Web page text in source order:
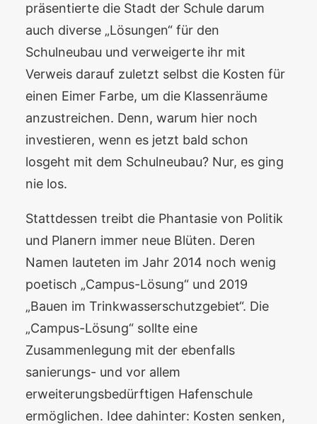
präsentierte die Stadt der Schule darum
auch diverse „Lösungen“ für den
Schulneubau und verweigerte ihr mit
Verweis darauf zuletzt selbst die Kosten für
einen Eimer Farbe, um die Klassenräume
anzustreichen. Denn, warum hier noch
investieren, wenn es jetzt bald schon
losgeht mit dem Schulneubau? Nur, es ging
nie los.
Stattdessen treibt die Phantasie von Politik
und Planern immer neue Blüten. Deren
Namen lauteten im Jahr 2014 noch wenig
poetisch „Campus-Lösung“ und 2019
„Bauen im Trinkwasserschutzgebiet“. Die
„Campus-Lösung“ sollte eine
Zusammenlegung mit der ebenfalls
sanierungs- und vor allem
erweiterungsbedürftigen Hafenschule
ermöglichen. Idee dahinter: Kosten senken,